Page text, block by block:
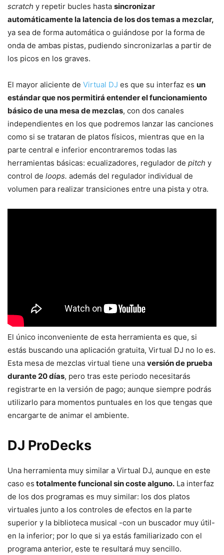
scratch y repetir bucles hasta sincronizar
automáticamente la latencia de los dos temas a mezclar,
ya sea de forma automática o guiándose por la forma de
onda de ambas pistas, pudiendo sincronizarlas a partir de
los picos en los graves.
El mayor aliciente de Virtual DJ es que su interfaz es un
estándar que nos permitirá entender el funcionamiento
básico de una mesa de mezclas, con dos canales
independientes en los que podremos lanzar las canciones
como si se trataran de platos físicos, mientras que en la
parte central e inferior encontraremos todas las
herramientas básicas: ecualizadores, regulador de pitch y
control de loops. además del regulador individual de
volumen para realizar transiciones entre una pista y otra.
El único inconveniente de esta herramienta es que, si
estás buscando una aplicación gratuita, Virtual DJ no lo es.
Esta mesa de mezclas virtual tiene una versión de prueba
durante 20 días, pero tras este periodo necesitarás
registrarte en la versión de pago; aunque siempre podrás
utilizarlo para momentos puntuales en los que tengas que
encargarte de animar el ambiente.
DJ ProDecks
Una herramienta muy similar a Virtual DJ, aunque en este
caso es totalmente funcional sin coste alguno. La interfaz
de los dos programas es muy similar: los dos platos
virtuales junto a los controles de efectos en la parte
superior y la biblioteca musical -con un buscador muy útil-
en la inferior; por lo que si ya estás familiarizado con el
programa anterior, este te resultará muy sencillo.